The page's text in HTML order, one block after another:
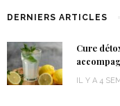
DERNIERS ARTICLES
Cure
IL Y A 4